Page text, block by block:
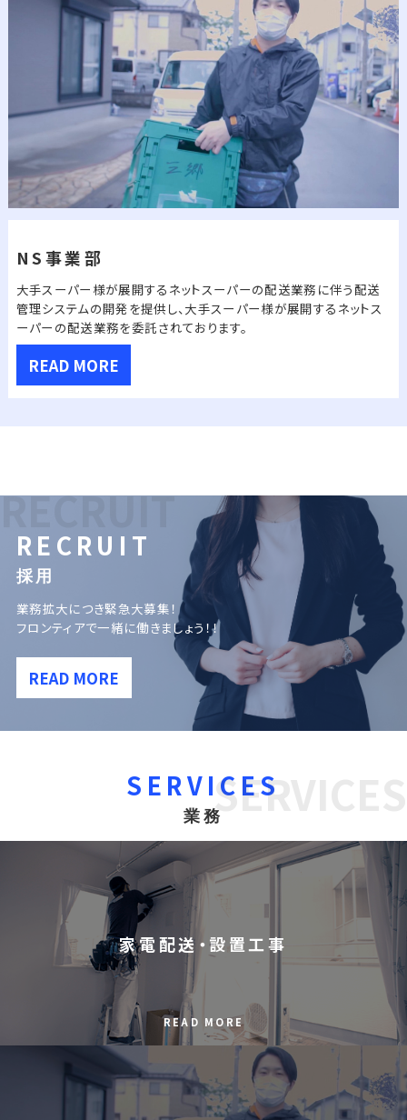
NS事業部
大手スーパー様が展開するネットスーパーの配送業務に伴う配送
管理システムの開発を提供し、大手スーパー様が展開するネットス
ーパーの配送業務を委託されております。
READ MORE
RECRUIT
RECRUIT
採用
業務拡大につき緊急大募集！
フロンティアで一緒に働きましょう！！
READ MORE
SERVICES
SERVICES
業務
家電配送・設置工事
READ MORE